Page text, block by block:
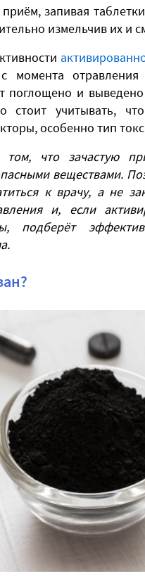
запивая
измельчив их и
момента
поглощено и
стоит учитывать,
особенно тип
что зачастую
веществами.
к врачу, а не
и, если
подберёт